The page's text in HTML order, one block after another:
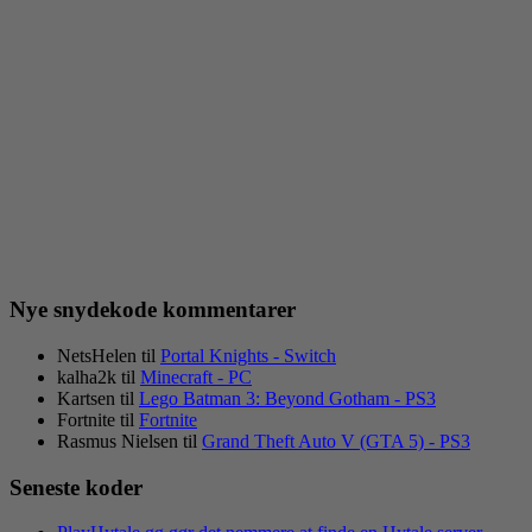
Nye snydekode kommentarer
NetsHelen til Portal Knights - Switch
kalha2k til Minecraft - PC
Kartsen til Lego Batman 3: Beyond Gotham - PS3
Fortnite til Fortnite
Rasmus Nielsen til Grand Theft Auto V (GTA 5) - PS3
Seneste koder